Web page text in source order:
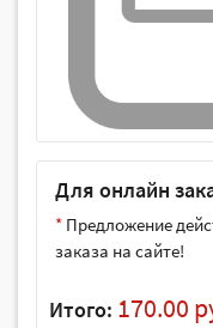
Для онлайн
* Предложение
заказа на сайте!
Итого: 170.00